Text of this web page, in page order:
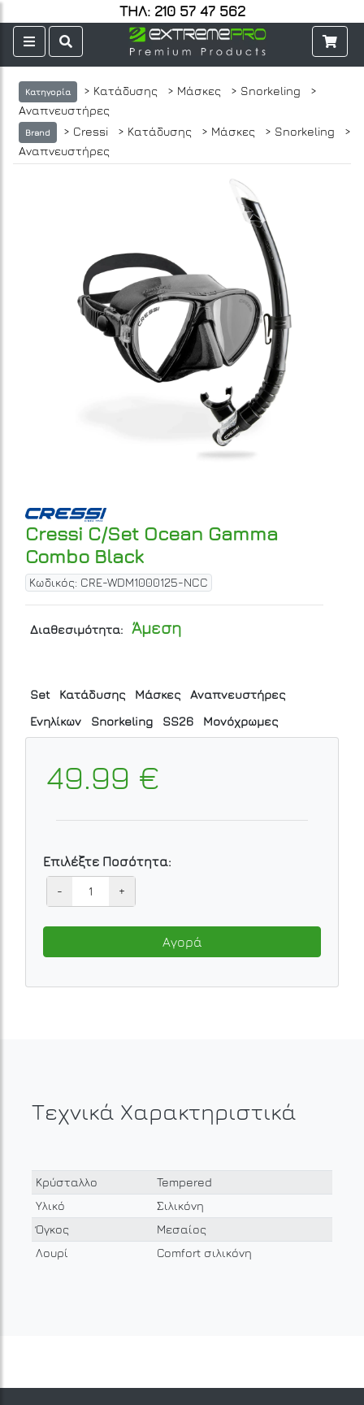
ΤΗΛ: 210 57 47 562
Κατηγορία > Κατάδυσης > Μάσκες > Snorkeling
>
Αναπνευστήρες
Brand > Cressi > Κατάδυσης > Μάσκες > Snorkeling
>
Αναπνευστήρες
Cressi C/Set Ocean Gamma
Combo Black
Κωδικός: CRE-WDM1000125-NCC
Διαθεσιμότητα: Άμεση
Set Κατάδυσης Μάσκες
Αναπνευστήρες
Ενηλίκων
Snorkeling SS26 Μονόχρωμες
49.99 €
Επιλέξτε Ποσότητα:
- +
Αγορά
Τεχνικά Χαρακτηριστικά
Κρύσταλλο
Tempered
Υλικό
Σιλικόνη
Όγκος
Μεσαίος
Λουρί
Comfort σιλικόνη